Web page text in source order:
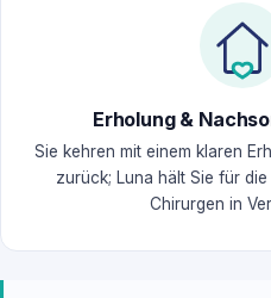
Erholung &
Sie kehren mit einem klaren
zurück; Luna hält Sie für
Chirurgen in